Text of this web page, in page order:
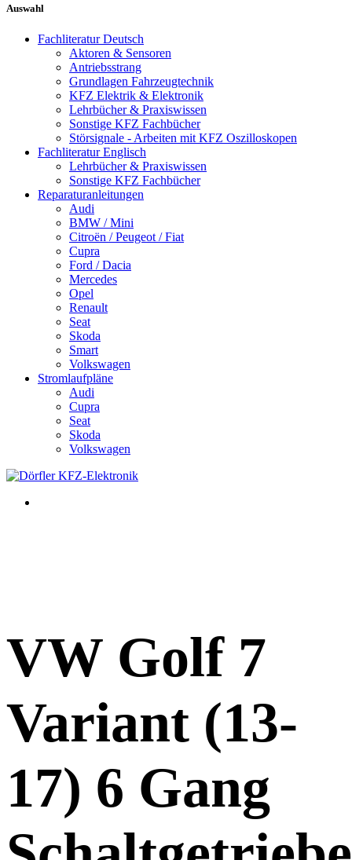
Auswahl
Fachliteratur Deutsch
Aktoren & Sensoren
Antriebsstrang
Grundlagen Fahrzeugtechnik
KFZ Elektrik & Elektronik
Lehrbücher & Praxiswissen
Sonstige KFZ Fachbücher
Störsignale - Arbeiten mit KFZ Oszilloskopen
Fachliteratur Englisch
Lehrbücher & Praxiswissen
Sonstige KFZ Fachbücher
Reparaturanleitungen
Audi
BMW / Mini
Citroën / Peugeot / Fiat
Cupra
Ford / Dacia
Mercedes
Opel
Renault
Seat
Skoda
Smart
Volkswagen
Stromlaufpläne
Audi
Cupra
Seat
Skoda
Volkswagen
VW Golf 7
Variant (13-
17) 6 Gang